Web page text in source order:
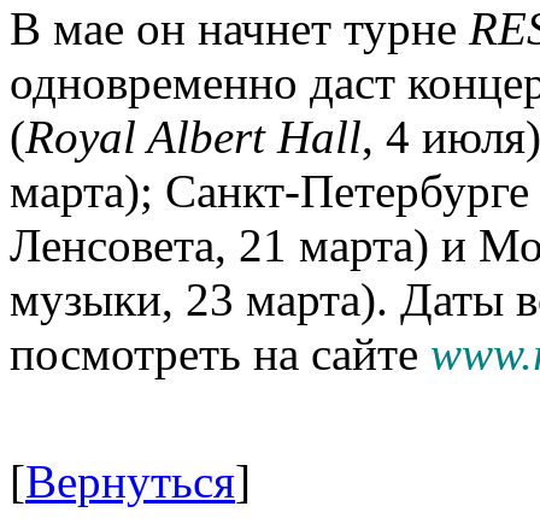
В мае он начнет турне
одновременно даст
(Royal Albert Hall, 4
марта); Санкт-
Ленсовета, 21 марта) и
музыки, 23 марта). Даты
посмотреть на сайте
[Вернуться]